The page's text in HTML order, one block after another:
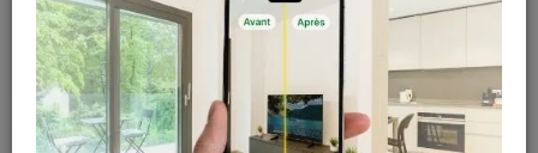
16,57 € / m² TTC
(1,56 m² / pnx)
25,85€ TTC En stock commande